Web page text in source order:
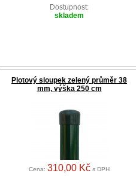
Dostupnost:
skladem
Plotový sloupek zelený průměr 38
mm, výška 250 cm
Cena: 310,00 Kč s DPH